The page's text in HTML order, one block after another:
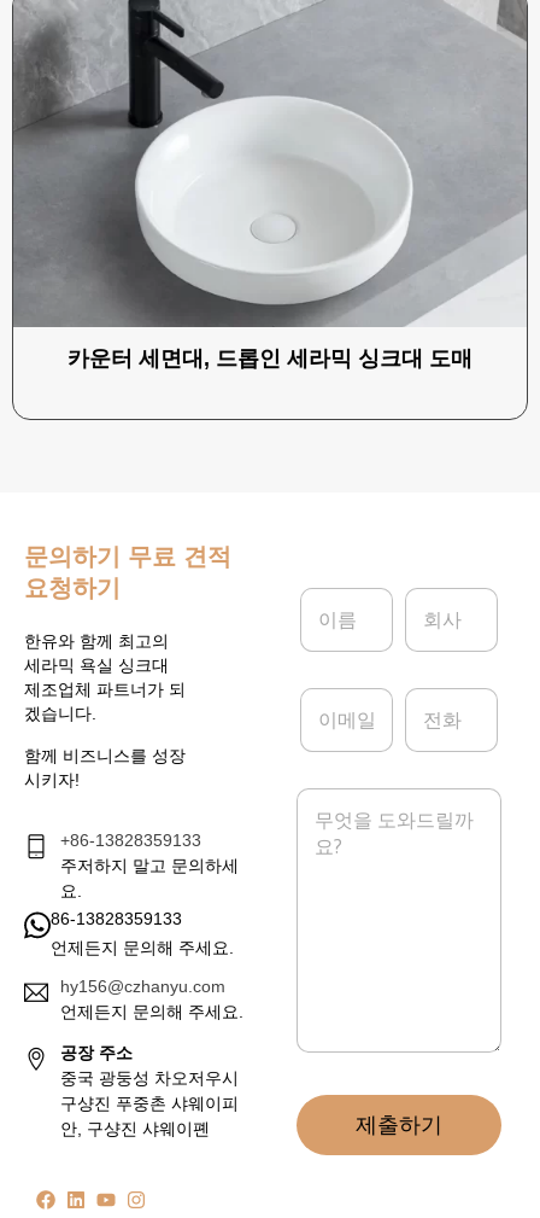
카운터 세면대, 드롭인 세라믹 싱크대 도매
문의하기 무료 견적
요청하기
한유와 함께 최고의
세라믹 욕실 싱크대
제조업체 파트너가 되
겠습니다.
함께 비즈니스를 성장
시키자!
+86-13828359133
주저하지 말고 문의하세
요.
86-13828359133
언제든지 문의해 주세요.
hy156@czhanyu.com
언제든지 문의해 주세요.
공장 주소
중국 광둥성 차오저우시
구샹진 푸중촌 샤웨이피
안, 구샹진 샤웨이폔
이
*
회
이
일
전
메
제출하기